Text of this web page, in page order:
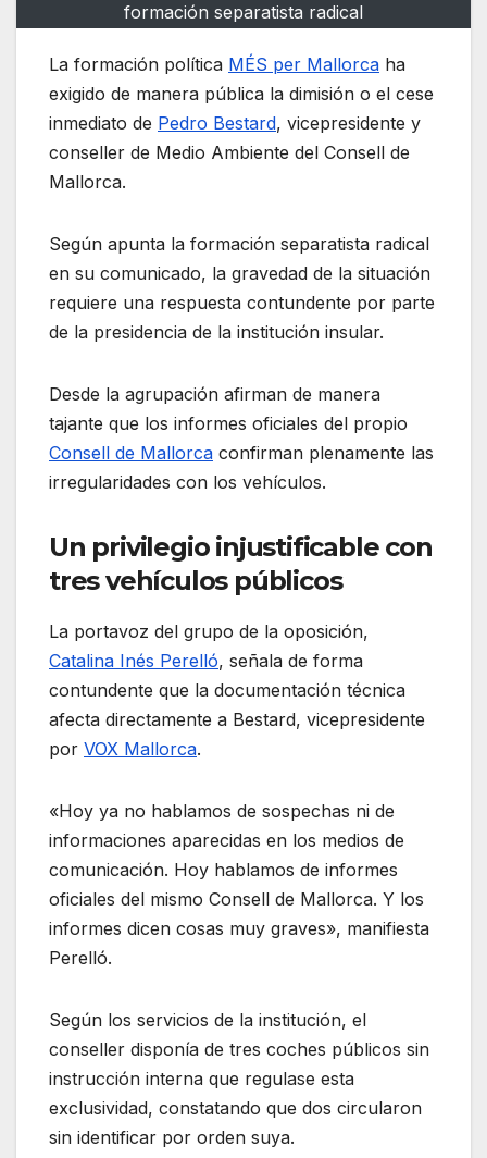
formación separatista radical
La formación política MÉS per Mallorca ha
exigido de manera pública la dimisión o el cese
inmediato de Pedro Bestard, vicepresidente y
conseller de Medio Ambiente del Consell de
Mallorca.
Según apunta la formación separatista radical
en su comunicado, la gravedad de la situación
requiere una respuesta contundente por parte
de la presidencia de la institución insular.
Desde la agrupación afirman de manera
tajante que los informes oficiales del propio
Consell de Mallorca confirman plenamente las
irregularidades con los vehículos.
Un privilegio injustificable con
tres vehículos públicos
La portavoz del grupo de la oposición,
Catalina Inés Perelló, señala de forma
contundente que la documentación técnica
afecta directamente a Bestard, vicepresidente
por VOX Mallorca.
«Hoy ya no hablamos de sospechas ni de
informaciones aparecidas en los medios de
comunicación. Hoy hablamos de informes
oficiales del mismo Consell de Mallorca. Y los
informes dicen cosas muy graves», manifiesta
Perelló.
Según los servicios de la institución, el
conseller disponía de tres coches públicos sin
instrucción interna que regulase esta
exclusividad, constatando que dos circularon
sin identificar por orden suya.